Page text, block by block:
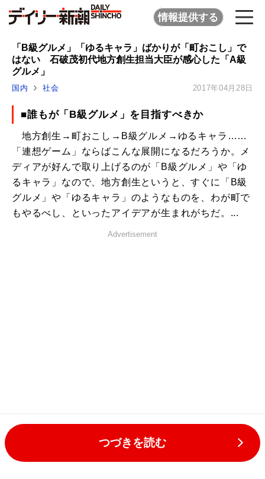
情報提供する
「B級グルメ」「ゆるキャラ」ばかりが「町おこし」で
はない 石破茂初代地方創生担当大臣が感心した「A級
グルメ」
国内 社会 2017年04月28日
■誰もが「B級グルメ」を目指すべきか
地方創生→町おこし→B級グルメ→ゆるキャラ……
「連想ゲーム」ならばこんな展開になるだろうか。メ
ディアが好んで取り上げるのが「B級グルメ」や「ゆ
るキャラ」なので、地方創生というと、すぐに「B級
グルメ」や「ゆるキャラ」のようなものを、わが町で
もやるべし、といったアイデアが生まれがちだ。...
Advertisement
つづきを読む